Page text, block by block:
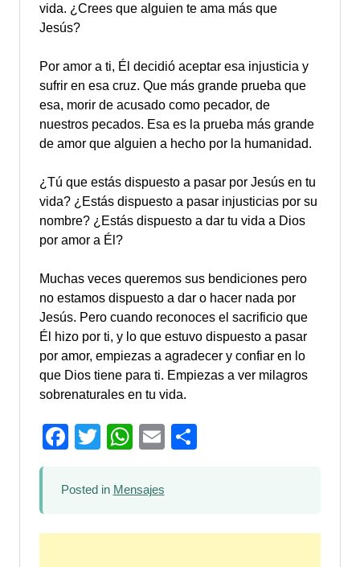
vida. ¿Crees que alguien te ama más que
Jesús?
Por amor a ti, Él decidió aceptar esa injusticia y
sufrir en esa cruz. Que más grande prueba que
esa, morir de acusado como pecador, de
nuestros pecados. Esa es la prueba más grande
de amor que alguien a hecho por la humanidad.
¿Tú que estás dispuesto a pasar por Jesús en tu
vida? ¿Estás dispuesto a pasar injusticias por su
nombre? ¿Estás dispuesto a dar tu vida a Dios
por amor a Él?
Muchas veces queremos sus bendiciones pero
no estamos dispuesto a dar o hacer nada por
Jesús. Pero cuando reconoces el sacrificio que
Él hizo por ti, y lo que estuvo dispuesto a pasar
por amor, empiezas a agradecer y confiar en lo
que Dios tiene para ti. Empiezas a ver milagros
sobrenaturales en tu vida.
Facebook
TwitterWhatsApp
Email
Posted in Mensajes